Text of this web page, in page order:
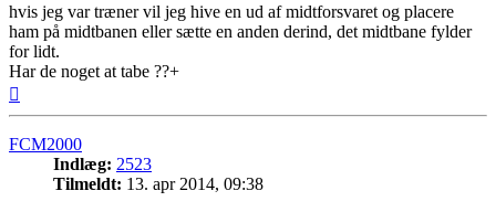
hvis jeg var træner vil jeg hive en ud af midtforsvaret og placere
ham på midtbanen eller sætte en anden derind, det midtbane fylder
for lidt.
Har de noget at tabe ??+
FCM2000
Indlæg: 2523
Tilmeldt: 13. apr 2014, 09:38